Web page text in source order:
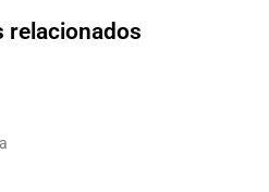
relacionados